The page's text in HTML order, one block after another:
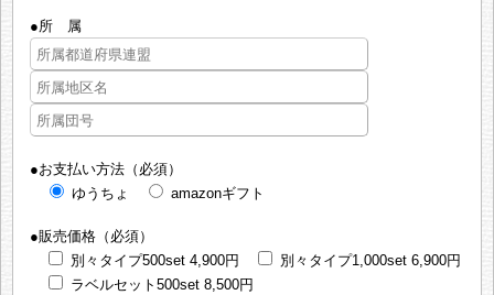
●所 属
●お支払い方法（必須）
ゆうちょ
amazonギフト
●販売価格（必須）
別々タイプ500set 4,900円
別々タイプ1,000set 6,900円
ラベルセット500set 8,500円